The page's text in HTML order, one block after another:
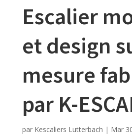
Escalier
et design
mesure
par K-
par Kescaliers Lutterbach | Mar